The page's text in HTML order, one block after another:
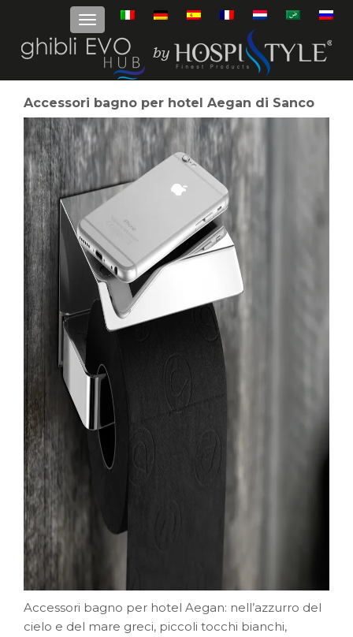
Accessori bagno per hotel Aegan di Sanco
Accessori bagno per hotel Aegan: nell’azzurro del
cielo e del mare greci, piccoli tocchi bianchi,